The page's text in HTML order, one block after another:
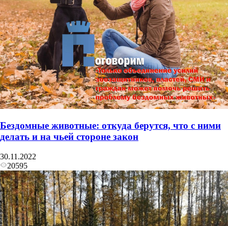
Бездомные животные: откуда берутся, что с ними
делать и на чьей стороне закон
30.11.2022
20595